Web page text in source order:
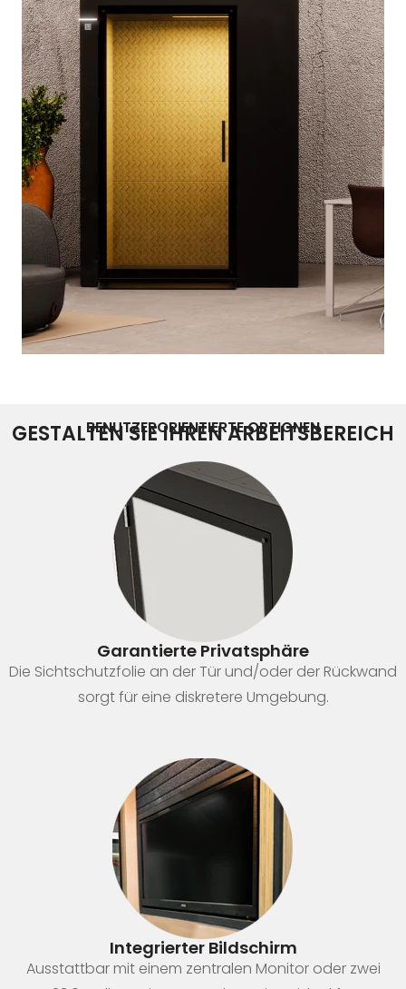
BENUTZERORIENTIERTE OPTIONEN
GESTALTEN SIE IHREN ARBEITSBEREICH
Garantierte Privatsphäre
Die Sichtschutzfolie an der Tür und/oder der Rückwand
sorgt für eine diskretere Umgebung.
Integrierter Bildschirm
Ausstattbar mit einem zentralen Monitor oder zwei